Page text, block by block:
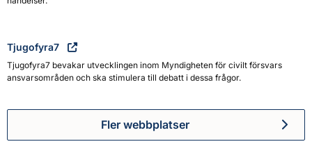
Tjugofyra7
Tjugofyra7 bevakar utvecklingen inom Myndigheten för civilt försvars
ansvarsområden och ska stimulera till debatt i dessa frågor.
Fler webbplatser